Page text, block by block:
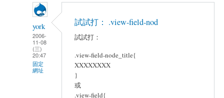
york
2006-
11-08
(三)
20:47
固定
網址
試試打： .view-field-nod
試試打：
.view-field-node_title{
XXXXXXXX
}
或
.view-field{